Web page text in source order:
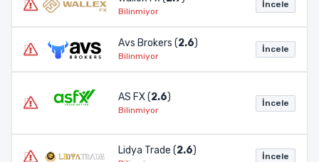
Bilinmiyor
İncele
Avs Brokers (2.6)
Bilinmiyor
İncele
AS FX (2.6)
Bilinmiyor
İncele
Lidya Trade (2.6) İncele